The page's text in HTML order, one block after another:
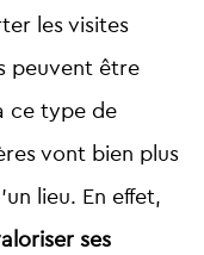
les visites
peuvent être
ce type de
vont bien plus
lieu. En effet,
ses